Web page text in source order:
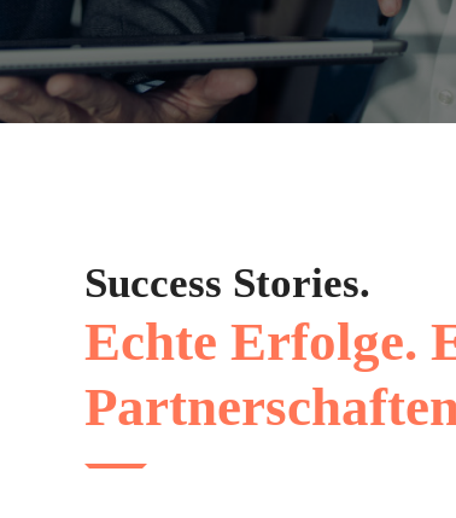
Success Stories.
Echte Erfolge.